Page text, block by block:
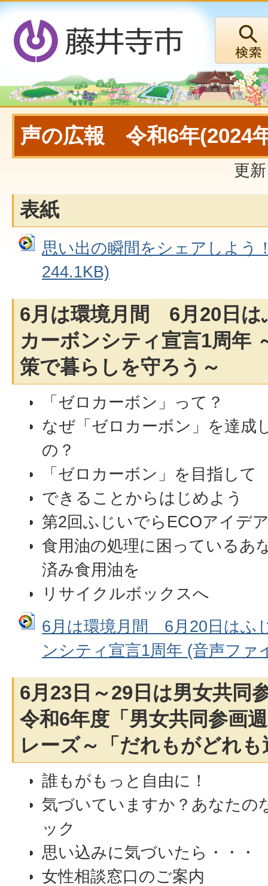
声の広報 令和6年(2024
更
表紙
思い出の瞬間をシェアしよう
244.1KB)
6月は環境月間 6月20日は
カーボンシティ宣言1周年
策で暮らしを守ろう～
「ゼロカーボン」って？
なぜ「ゼロカーボン」を達成
の？
「ゼロカーボン」を目指して
できることからはじめよう
第2回ふじいでらECOアイデ
食用油の処理に困っているあ
済み食用油を
リサイクルボックスへ
6月は環境月間 6月20日はふ
ンシティ宣言1周年 (音声ファ
6月23日～29日は男女共
令和6年度「男女共同参画
レーズ～「だれもがどれ
誰もがもっと自由に！
気づいていますか？あなたの
ック
思い込みに気づいたら・・・
女性相談窓口のご案内